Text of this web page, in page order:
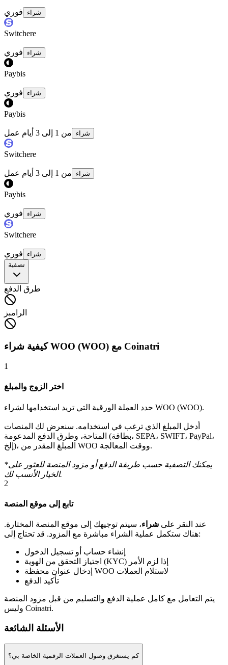
فوري شراء
Switchere
فوري شراء
Paybis
فوري شراء
Paybis
من 1 إلى 3 أيام عمل شراء
Switchere
من 1 إلى 3 أيام عمل شراء
Paybis
فوري شراء
Switchere
فوري
شراء
تصفية
طرق الدفع
الرامبز
كيفية شراء WOO (WOO) مع Coinatri
1
اختر الزوج والمبلغ
حدد العملة الورقية التي تريد استخدامها لشراء WOO (WOO).
أدخل المبلغ الذي ترغب في استخدامه. سنعرض لك المنصات
المتاحة، وطرق الدفع المدعومة (بطاقة، SEPA، SWIFT، PayPal،
إلخ)، المبلغ المقدر من WOO ووقت المعالجة.
*يمكنك التصفية حسب طريقة الدفع أو مزود المنصة للعثور على
الخيار الأنسب لك.
2
تابع إلى موقع المنصة
عند النقر على شراء، سيتم توجيهك إلى موقع المنصة المختارة.
هناك ستكمل عملية الشراء مباشرة مع المزود. قد تحتاج إلى:
إنشاء حساب أو تسجيل الدخول
اجتياز التحقق من الهوية (KYC) إذا لزم الأمر
إدخال عنوان محفظة WOO لاستلام العملات
تأكيد الدفع
يتم التعامل مع كامل عملية الدفع والتسليم من قبل مزود المنصة
وليس Coinatri.
الأسئلة الشائعة
كم يستغرق وصول العملات الرقمية الخاصة بي؟